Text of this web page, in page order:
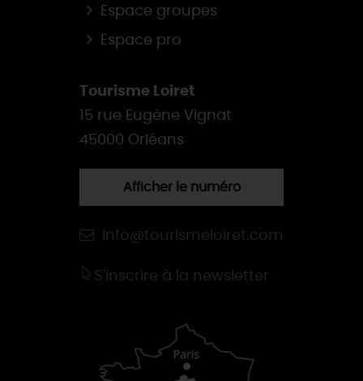
Espace groupes
Espace pro
Tourisme Loiret
15 rue Eugène Vignat
45000 Orléans
Afficher le numéro
info@tourismeloiret.com
S'inscrire à la newsletter